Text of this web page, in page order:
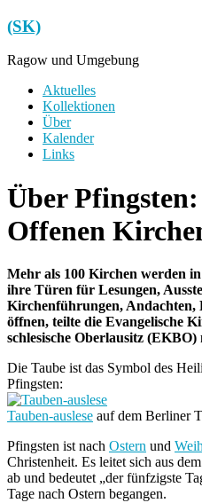
Zum
Inhalt
springen
(SK)
Ragow und Umgebung
Menü
Aktuelles
Kollektionen
Über
Kalender
Links
Über
Offenen
Mehr als 100 Kirchen werden
ihre Türen für Lesungen,
Kirchenführungen, Andachten,
öffnen, teilte die Evangelische
schlesische Oberlausitz (EKBO)
Die Taube ist das Symbol des
Pfingsten:
Tauben-auslese auf dem Berliner
Pfingsten ist nach Ostern und
Christenheit. Es leitet sich aus
ab und bedeutet „der fünfzigste
Tage nach Ostern begangen.